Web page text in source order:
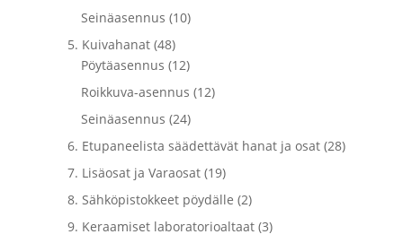
Seinäasennus (10)
5. Kuivahanat (48)
Pöytäasennus (12)
Roikkuva-asennus (12)
Seinäasennus (24)
6. Etupaneelista säädettävät hanat ja osat (28)
7. Lisäosat ja Varaosat (19)
8. Sähköpistokkeet pöydälle (2)
9. Keraamiset laboratorioaltaat (3)